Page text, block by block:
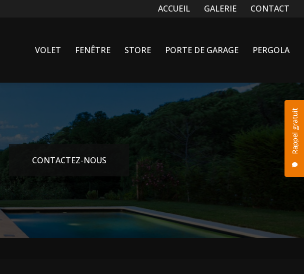
Navigation secondaire
ACCUEIL GALERIE CONTACT
Rappel gratuit
VOLET FENÊTRE STORE PORTE DE GARAGE PERGOLA
CONTACTEZ-NOUS